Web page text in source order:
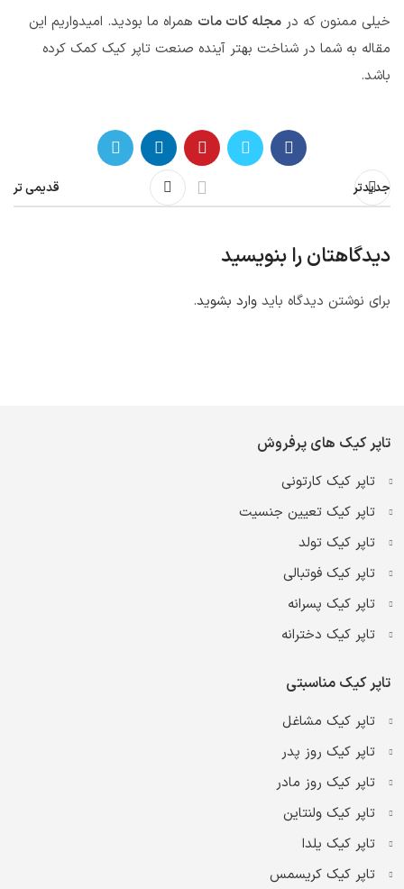
خیلی ممنون که در مجله کات مات همراه ما بودید. امیدواریم این
مقاله به شما در شناخت بهتر آینده صنعت تاپر کیک کمک کرده
باشد.
جدیدتر قدیمی تر
دیدگاهتان را بنویسید
برای نوشتن دیدگاه باید وارد بشوید.
تاپر کیک های پرفروش
تاپر کیک کارتونی
تاپر کیک تعیین جنسیت
تاپر کیک تولد
تاپر کیک فوتبالی
تاپر کیک پسرانه
تاپر کیک دخترانه
تاپر کیک مناسبتی
تاپر کیک مشاغل
تاپر کیک روز پدر
تاپر کیک روز مادر
تاپر کیک ولنتاین
تاپر کیک یلدا
تاپر کیک کریسمس